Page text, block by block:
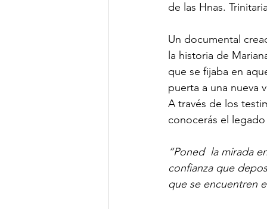
de las Hnas.
Un documental
la historia de
que se fijaba en
puerta a una nueva
A través de los
conocerás el
“Poned  la mirada
confianza que
que se encuentren